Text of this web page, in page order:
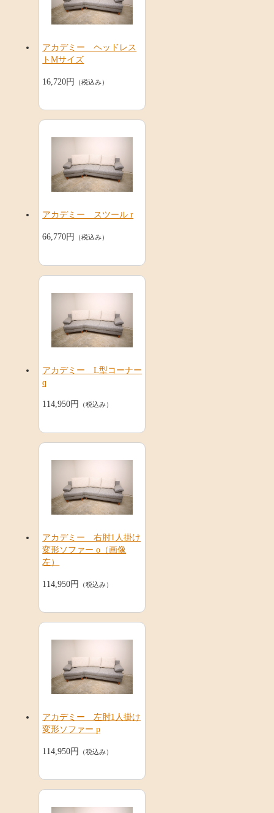
アカデミー ヘッドレス
トMサイズ
16,720円 （税込み）
アカデミー スツール r
66,770円 （税込み）
アカデミー L型コーナー
q
114,950円 （税込み）
アカデミー 右肘1人掛け
変形ソファー o（画像
左）
114,950円 （税込み）
アカデミー 左肘1人掛け
変形ソファー p
114,950円 （税込み）